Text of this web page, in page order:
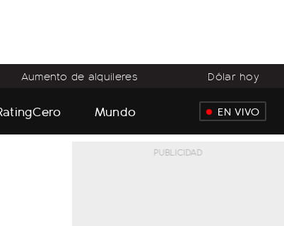
Aumento de alquileres Dólar hoy
Mundo EN VIVO